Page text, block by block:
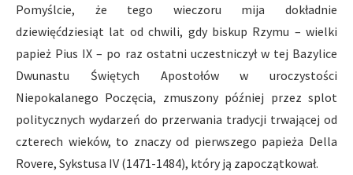
Pomyślcie, że tego wieczoru mija dokładnie
dziewięćdziesiąt lat od chwili, gdy biskup Rzymu – wielki
papież Pius IX – po raz ostatni uczestniczył w tej Bazylice
Dwunastu Świętych Apostołów w uroczystości
Niepokalanego Poczęcia, zmuszony później przez splot
politycznych wydarzeń do przerwania tradycji trwającej od
czterech wieków, to znaczy od pierwszego papieża Della
Rovere, Sykstusa IV (1471-1484), który ją zapoczątkował.